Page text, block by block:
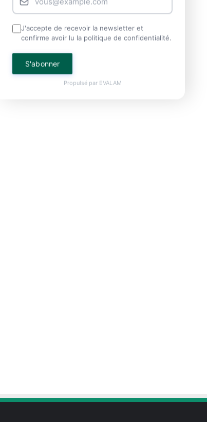
J'accepte de recevoir la newsletter et
confirme avoir lu la politique de confidentialité.
S'abonner
Propulsé par EVALAM